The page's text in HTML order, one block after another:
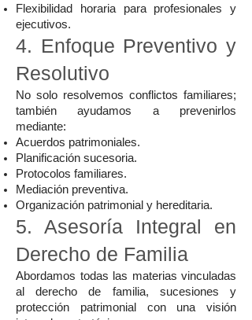
Flexibilidad horaria para profesionales y
ejecutivos.
4. Enfoque Preventivo y
Resolutivo
No solo resolvemos conflictos familiares;
también ayudamos a prevenirlos
mediante:
Acuerdos patrimoniales.
Planificación sucesoria.
Protocolos familiares.
Mediación preventiva.
Organización patrimonial y hereditaria.
5. Asesoría Integral en
Derecho de Familia
Abordamos todas las materias vinculadas
al derecho de familia, sucesiones y
protección patrimonial con una visión